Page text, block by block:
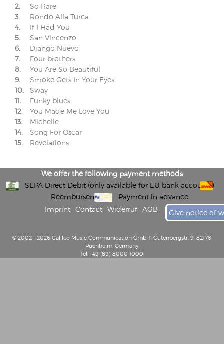
2.
So Rare
3.
Rondo Alla Turca
4.
If I Had You
5.
San Vincenzo
6.
Django Nuevo
7.
Four brothers
8.
You Are So Beautiful
9.
Smoke Gets In Your Eyes
10.
Sway
11.
Funky blues
12.
You Made Me Love You
13.
Michelle
14.
Song For Oscar
15.
Revelations
We offer the following payment methods
SEPA Direct Debit (only available for EU bank accounts)
Reembursement
Payment in advance
Imprint
Contact Widerruf AGB Give notice of
© 2002 - 2026 Galileo Music Communication GmbH, Gutenbergstr. 9, 82178
Puchheim, Germany
Tel: +49 (89) 8000 1000